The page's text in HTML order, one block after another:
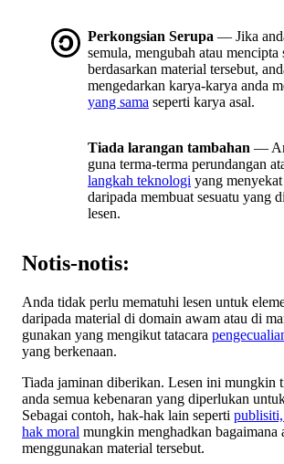
Perkongsian Serupa — Jika
semula, mengubah atau mencipta
berdasarkan material tersebut,
mengedarkan karya-karya anda
yang sama seperti karya asal.
Tiada larangan tambahan —
guna terma-terma perundangan
langkah teknologi yang
daripada membuat sesuatu yang
lesen.
Notis-notis:
Anda tidak perlu mematuhi lesen untuk
daripada material di domain awam atau di
gunakan yang mengikut tatacara
yang berkenaan.
Tiada jaminan diberikan. Lesen ini mungkin
anda semua kebenaran yang diperlukan
Sebagai contoh, hak-hak lain seperti
hak moral mungkin menghadkan bagaimana
menggunakan material tersebut.